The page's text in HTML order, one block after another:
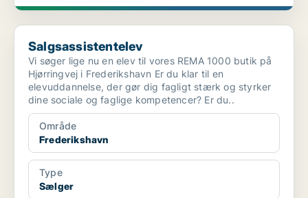
Salgsassistentelev
Salgsassistentelev
Vi søger lige nu en elev til vores REMA 1000 butik på
Hjørringvej i Frederikshavn Er du klar til en
elevuddannelse, der gør dig fagligt stærk og styrker
dine sociale og faglige kompetencer? Er du..
Område
Frederikshavn
Type
Sælger